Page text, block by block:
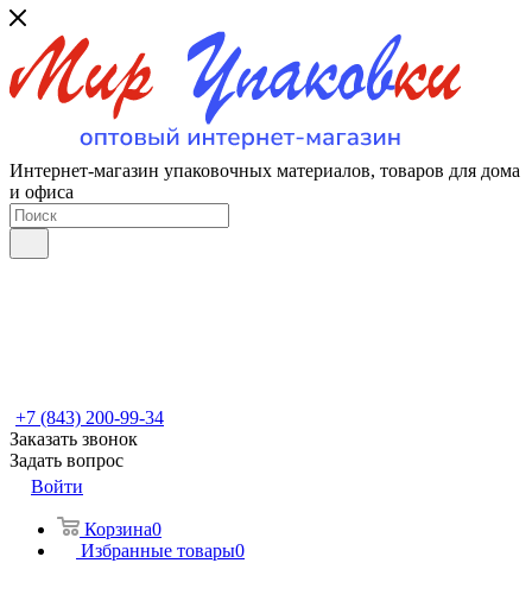
Интернет-магазин упаковочных материалов, товаров для дома
и офиса
+7 (843) 200-99-34
Заказать звонок
Задать вопрос
Войти
Корзина0
Избранные товары0